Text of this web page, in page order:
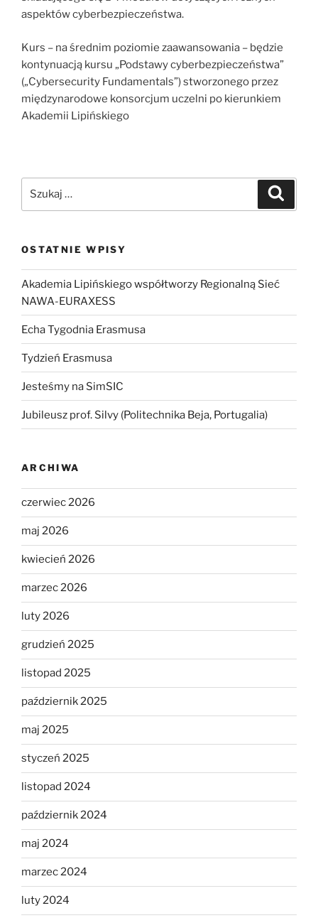
aspektów cyberbezpieczeństwa.
Kurs – na średnim poziomie zaawansowania – będzie
kontynuacją kursu „Podstawy cyberbezpieczeństwa”
(„Cybersecurity Fundamentals”) stworzonego przez
międzynarodowe konsorcjum uczelni po kierunkiem
Akademii Lipińskiego
OSTATNIE WPISY
Akademia Lipińskiego współtworzy Regionalną Sieć
NAWA-EURAXESS
Echa Tygodnia Erasmusa
Tydzień Erasmusa
Jesteśmy na SimSIC
Jubileusz prof. Silvy (Politechnika Beja, Portugalia)
ARCHIWA
czerwiec 2026
maj 2026
kwiecień 2026
marzec 2026
luty 2026
grudzień 2025
listopad 2025
październik 2025
maj 2025
styczeń 2025
listopad 2024
październik 2024
maj 2024
marzec 2024
luty 2024